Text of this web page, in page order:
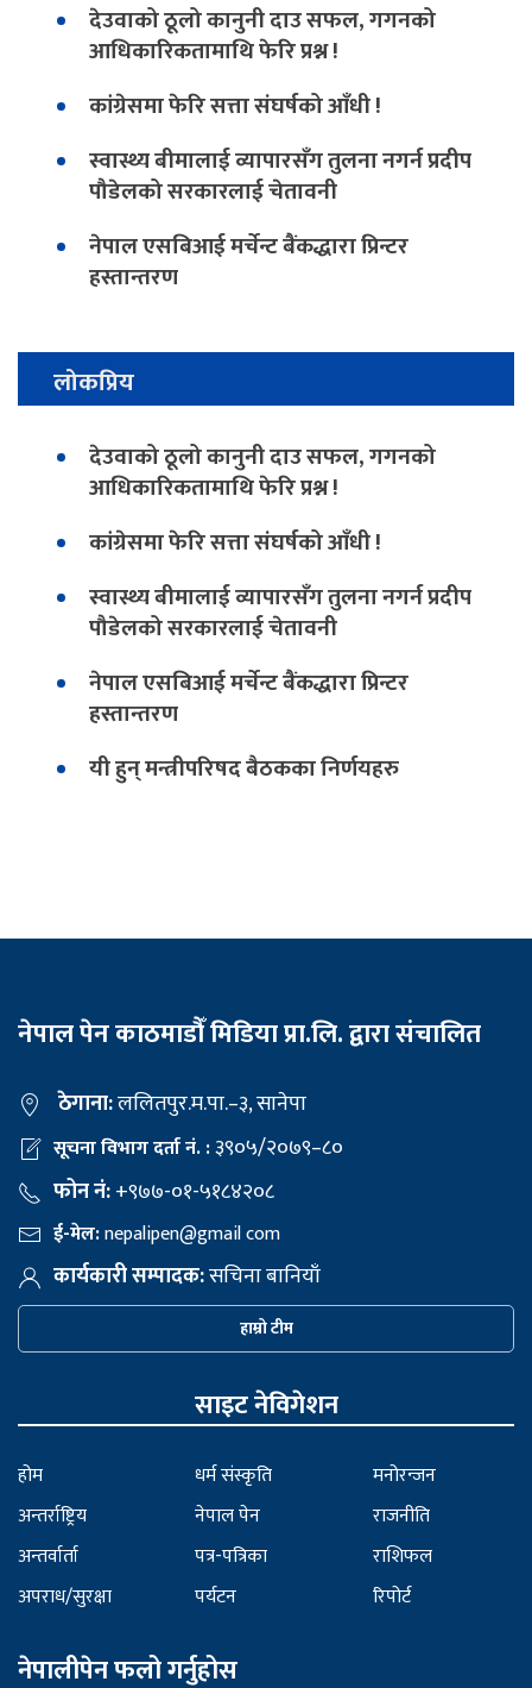
देउवाको ठूलो कानुनी दाउ सफल, गगनको
आधिकारिकतामाथि फेरि प्रश्न !
कांग्रेसमा फेरि सत्ता संघर्षको आँधी !
स्वास्थ्य बीमालाई व्यापारसँग तुलना नगर्न प्रदीप
पौडेलको सरकारलाई चेतावनी
नेपाल एसबिआई मर्चेन्ट बैंकद्धारा प्रिन्टर
हस्तान्तरण
लोकप्रिय
देउवाको ठूलो कानुनी दाउ सफल, गगनको
आधिकारिकतामाथि फेरि प्रश्न !
कांग्रेसमा फेरि सत्ता संघर्षको आँधी !
स्वास्थ्य बीमालाई व्यापारसँग तुलना नगर्न प्रदीप
पौडेलको सरकारलाई चेतावनी
नेपाल एसबिआई मर्चेन्ट बैंकद्धारा प्रिन्टर
हस्तान्तरण
यी हुन् मन्त्रीपरिषद बैठकका निर्णयहरु
नेपाल पेन काठमाडौँ मिडिया प्रा.लि. द्वारा संचालित
ठेगाना:ललितपुर.म.पा.–३, सानेपा
सूचना विभाग दर्ता नं. :३९०५/२०७९–८०
फोन नं:+९७७-०१-५१८४२०८
ई-मेल:nepalipen@gmail com
कार्यकारी सम्पादक:सचिना बानियाँ
हाम्रो टीम
साइट नेविगेशन
होम
अन्तर्राष्ट्रिय
अन्तर्वार्ता
अपराध/सुरक्षा
धर्म संस्कृति
नेपाल पेन
पत्र-पत्रिका
पर्यटन
मनोरन्जन
राजनीति
राशिफल
रिपोर्ट
नेपालीपेन फलो गर्नुहोस